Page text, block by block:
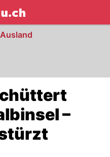
NAU.ch
–